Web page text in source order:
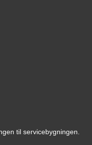
til servicebygningen.